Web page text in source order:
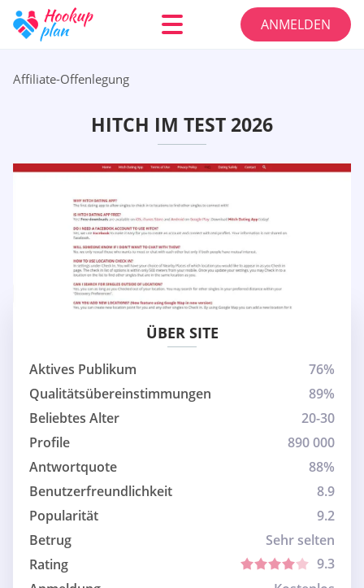
ANMELDEN
Affiliate-Offenlegung
HITCH IM TEST 2026
ÜBER SITE
Aktives Publikum
76%
Qualitätsübereinstimmungen
89%
Beliebtes Alter
20-30
Profile
890 000
Antwortquote
88%
Benutzerfreundlichkeit
8.9
Popularität
9.2
Betrug
Sehr selten
Rating
9.3